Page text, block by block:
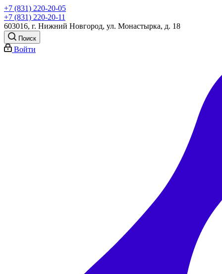
+7 (831) 220-20-05
+7 (831) 220-20-11
603016, г. Нижний Новгород, ул. Монастырка, д. 18
Поиск
Войти